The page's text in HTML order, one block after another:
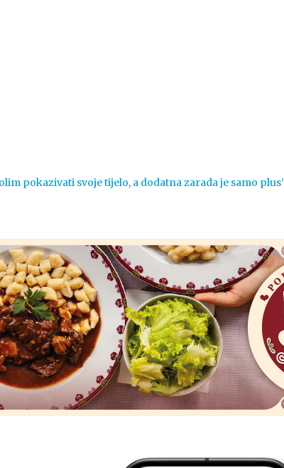
pokazivati svoje tijelo, a dodatna zarada je samo plus’